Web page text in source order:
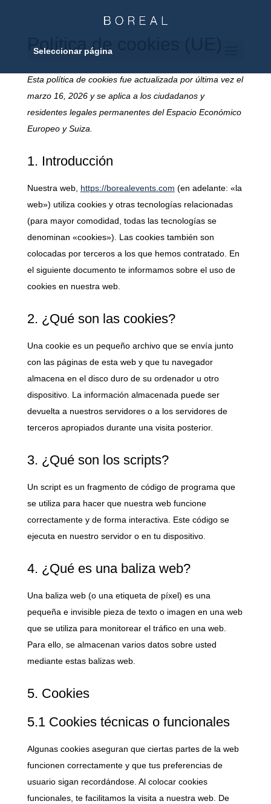
Seleccionar página
Política de cookies (UE)
Esta política de cookies fue actualizada por última vez el
marzo 16, 2026 y se aplica a los ciudadanos y
residentes legales permanentes del Espacio Económico
Europeo y Suiza.
1. Introducción
Nuestra web, https://borealevents.com (en adelante: «la
web») utiliza cookies y otras tecnologías relacionadas
(para mayor comodidad, todas las tecnologías se
denominan «cookies»). Las cookies también son
colocadas por terceros a los que hemos contratado. En
el siguiente documento te informamos sobre el uso de
cookies en nuestra web.
2. ¿Qué son las cookies?
Una cookie es un pequeño archivo que se envía junto
con las páginas de esta web y que tu navegador
almacena en el disco duro de su ordenador u otro
dispositivo. La información almacenada puede ser
devuelta a nuestros servidores o a los servidores de
terceros apropiados durante una visita posterior.
3. ¿Qué son los scripts?
Un script es un fragmento de código de programa que
se utiliza para hacer que nuestra web funcione
correctamente y de forma interactiva. Este código se
ejecuta en nuestro servidor o en tu dispositivo.
4. ¿Qué es una baliza web?
Una baliza web (o una etiqueta de píxel) es una
pequeña e invisible pieza de texto o imagen en una web
que se utiliza para monitorear el tráfico en una web.
Para ello, se almacenan varios datos sobre usted
mediante estas balizas web.
5. Cookies
5.1 Cookies técnicas o funcionales
Algunas cookies aseguran que ciertas partes de la web
funcionen correctamente y que tus preferencias de
usuario sigan recordándose. Al colocar cookies
funcionales, te facilitamos la visita a nuestra web. De